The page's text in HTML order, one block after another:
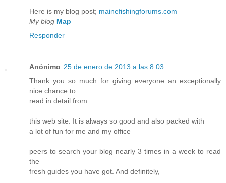
Here is my blog post; mainefishingforums.com
My blog Map
Responder
Anónimo 25 de enero de 2013 a las 8:03
Thank you so much for giving everyone an exceptionally
nice chance to
read in detail from
this web site. It is always so good and also packed with
a lot of fun for me and my office
peers to search your blog nearly 3 times in a week to read
the
fresh guides you have got. And definitely,